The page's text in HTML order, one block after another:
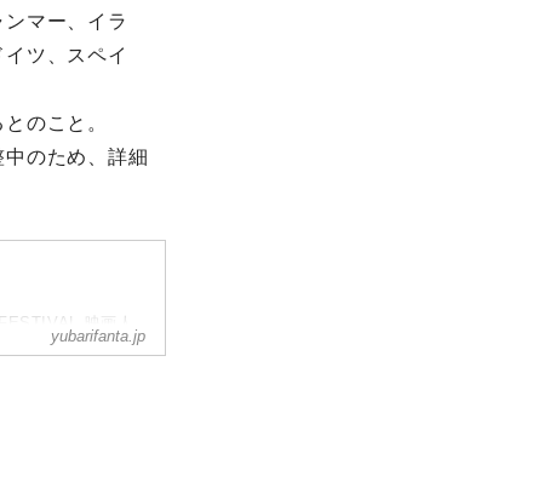
マー、イラ
ツ、スペイ
のこと。
のため、詳細
映画人
が集う日本初のリ
yubarifanta.jp